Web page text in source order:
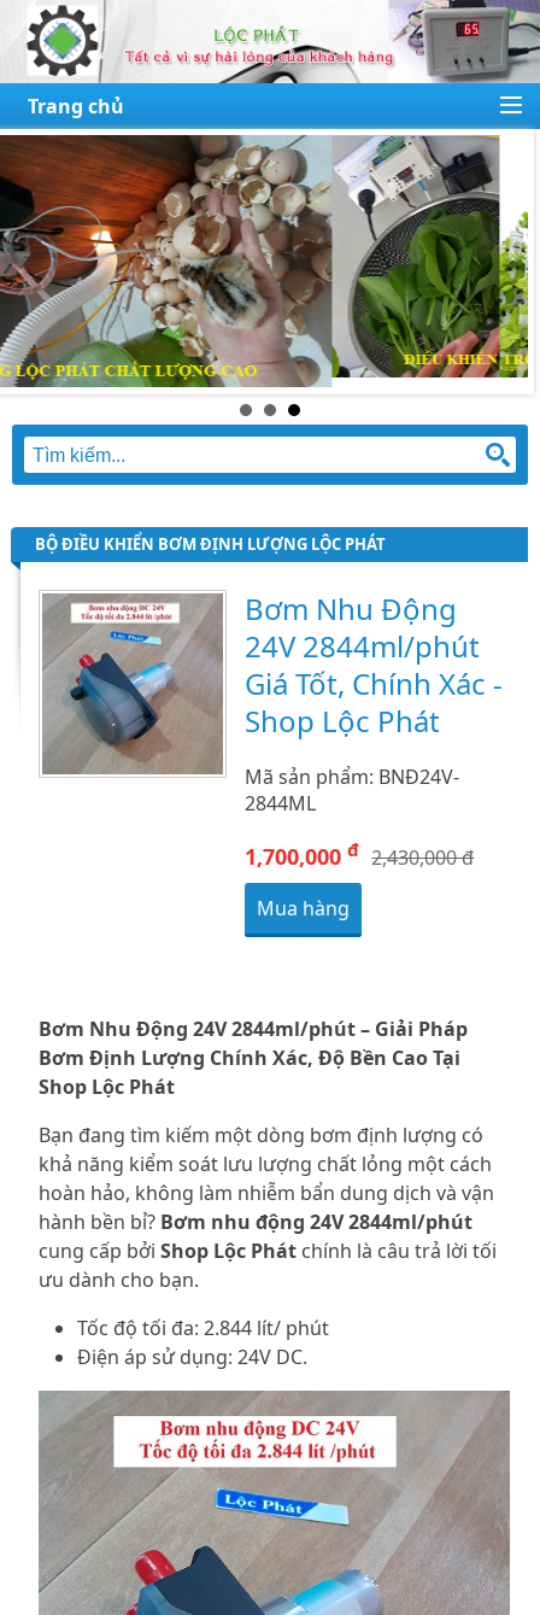
Trang chủ
BỘ ĐIỀU KHIỂN BƠM ĐỊNH LƯỢNG LỘC PHÁT
Bơm Nhu Động
24V 2844ml/phút
Giá Tốt, Chính Xác -
Shop Lộc Phát
Mã sản phẩm: BNĐ24V-
2844ML
1,700,000đ 2,430,000 đ
Mua hàng
Bơm Nhu Động 24V 2844ml/phút – Giải Pháp
Bơm Định Lượng Chính Xác, Độ Bền Cao Tại
Shop Lộc Phát
Bạn đang tìm kiếm một dòng bơm định lượng có
khả năng kiểm soát lưu lượng chất lỏng một cách
hoàn hảo, không làm nhiễm bẩn dung dịch và vận
hành bền bỉ? Bơm nhu động 24V 2844ml/phút
cung cấp bởi Shop Lộc Phát chính là câu trả lời tối
ưu dành cho bạn.
Tốc độ tối đa: 2.844 lít/ phút
Điện áp sử dụng: 24V DC.